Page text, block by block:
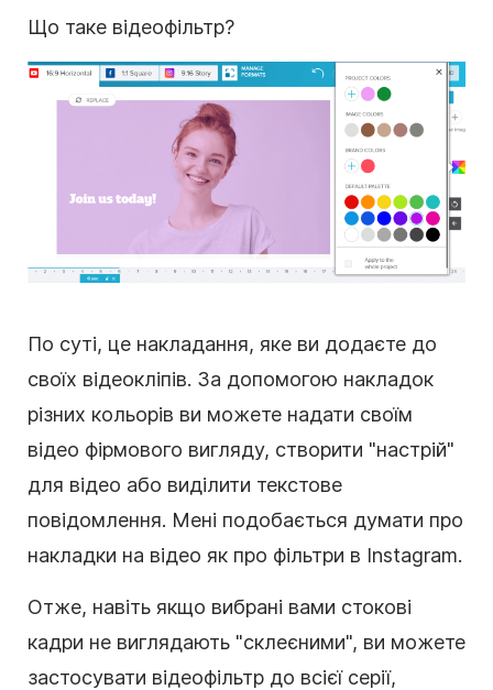
Що таке відеофільтр?
По суті, це накладання, яке ви додаєте до
своїх відеокліпів. За допомогою накладок
різних кольорів ви можете надати своїм
відео фірмового вигляду, створити "настрій"
для відео або виділити текстове
повідомлення. Мені подобається думати про
накладки на відео як про фільтри в Instagram.
Отже, навіть якщо вибрані вами стокові
кадри не виглядають "склеєними", ви можете
застосувати відеофільтр до всієї серії,